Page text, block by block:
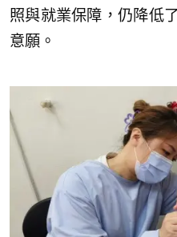
照與就業保障，仍降低
意願。